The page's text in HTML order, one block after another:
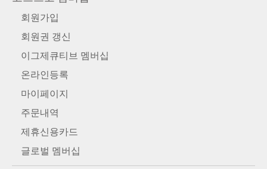
회원가입
회원권 갱신
이그제큐티브 멤버십
온라인등록
마이페이지
주문내역
제휴신용카드
글로벌 멤버십